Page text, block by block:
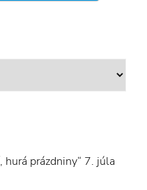
hurá prázdniny“ 7. júla